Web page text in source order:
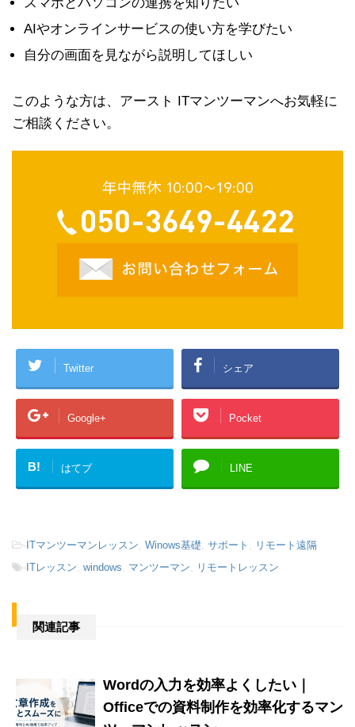
AIやオンラインサービスの使い方を学びたい
自分の画面を見ながら説明してほしい
このような方は、アースト ITマンツーマンへお気軽に
ご相談ください。
Twitter シェア
Google+ Pocket
B! はてブ LINE
- ITマンツーマンレッスン Winows基礎 サポート
リモート遠隔
- ITレッスン windows マンツーマン リモートレッスン
関連記事
Wordの入力を効率よくしたい｜
Officeでの資料制作を効率化するマン